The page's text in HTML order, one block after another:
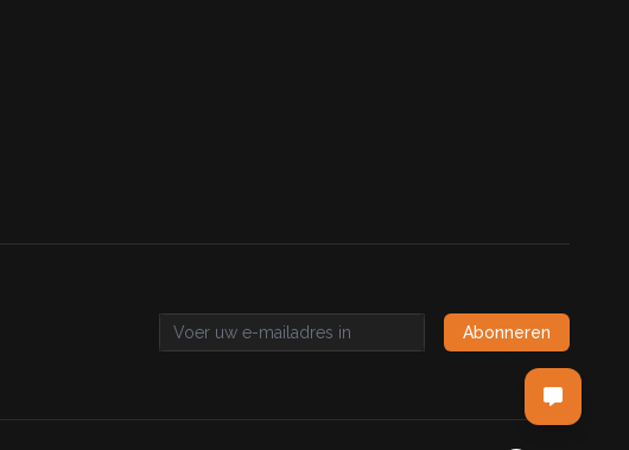
Email address
Abonneren